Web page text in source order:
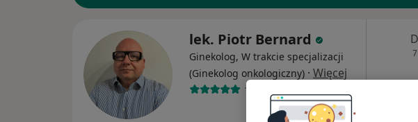
lek. Piotr Bernard
Ginekolog, W trakcie specjalizacji
(Ginekolog onkologiczny) · Więcej
112 opinii